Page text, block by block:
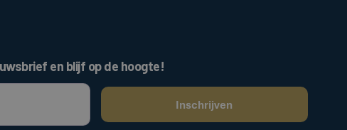
en blijf op de hoogte!